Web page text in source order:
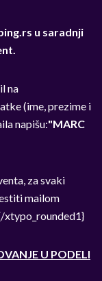
u saradnji
na
(ime, prezime i
napišu:"MARC
za svaki
mailom
xtypo_rounded1}
U PODELI